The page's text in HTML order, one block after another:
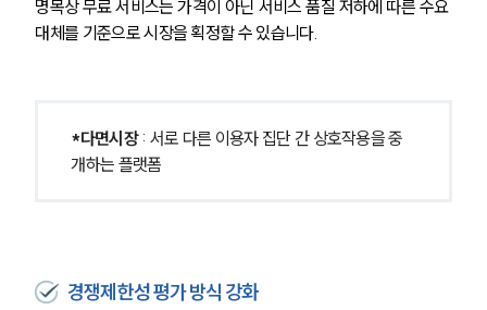
명목상 무료 서비스는 가격이 아닌 서비스 품질 저하에 따른 수요
대체를 기준으로 시장을 획정할 수 있습니다.
*다면시장 : 서로 다른 이용자 집단 간 상호작용을 중
개하는 플랫폼
경쟁제한성 평가 방식 강화